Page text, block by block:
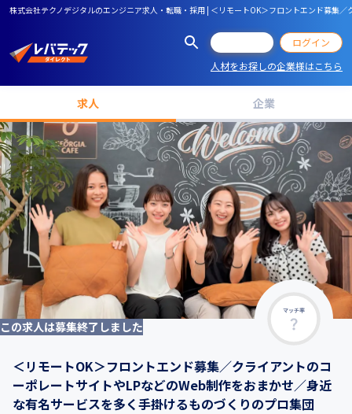
株式会社テクノデジタルのエンジニア求人・転職・採用 | ＜リモートOK＞フロントエンド募集
ログイン
人材をお探しの企業様はこちら
求人 企業
マッチ率
この求人は募集終了しました
＜リモートOK＞フロントエンド募集／クライアントのコ
ーポレートサイトやLPなどのWeb制作をおまかせ／身近
な有名サービスを多く手掛けるものづくりのプロ集団